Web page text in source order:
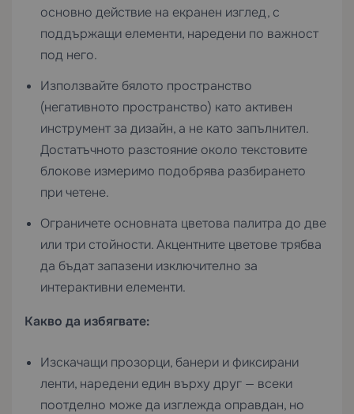
основно действие на екранен изглед, с
поддържащи елементи, наредени по важност
под него.
Използвайте бялото пространство
(негативното пространство) като активен
инструмент за дизайн, а не като запълнител.
Достатъчното разстояние около текстовите
блокове измеримо подобрява разбирането
при четене.
Ограничете основната цветова палитра до две
или три стойности. Акцентните цветове трябва
да бъдат запазени изключително за
интерактивни елементи.
Какво да избягвате:
Изскачащи прозорци, банери и фиксирани
ленти, наредени един върху друг — всеки
поотделно може да изглежда оправдан, но